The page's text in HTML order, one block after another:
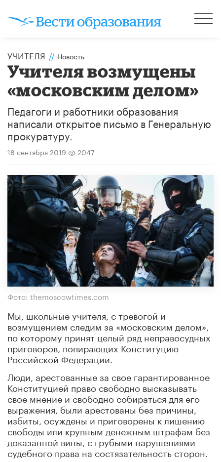
УЧИТЕЛЯ // Новость
Учителя возмущены
«московским делом»
Педагоги и работники образования
написали открытое письмо в Генеральную
прокуратуру.
18 сентября 2019 2047
Фото: themoscowtimes.com
Мы, школьные учителя, с тревогой и
возмущением следим за «московским делом»,
по которому принят целый ряд неправосудных
приговоров, попирающих Конституцию
Российской Федерации.
Люди, арестованные за свое гарантированное
Конституцией право свободно высказывать
свое мнение и свободно собираться для его
выражения, были арестованы без причины,
избиты, осуждены и приговорены к лишению
свободы или крупным денежным штрафам без
доказанной вины, с грубыми нарушениями
судебного права на состязательность сторон.